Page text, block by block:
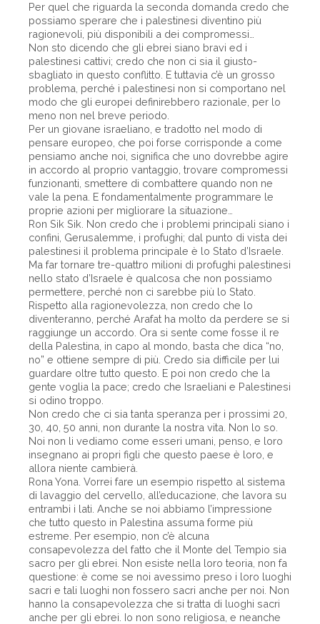
Per quel che riguarda la seconda domanda credo che
possiamo sperare che i palestinesi diventino più
ragionevoli, più disponibili a dei compromessi…
Non sto dicendo che gli ebrei siano bravi ed i
palestinesi cattivi; credo che non ci sia il giusto-
sbagliato in questo conflitto. E tuttavia c’è un grosso
problema, perché i palestinesi non si comportano nel
modo che gli europei definirebbero razionale, per lo
meno non nel breve periodo.
Per un giovane israeliano, e tradotto nel modo di
pensare europeo, che poi forse corrisponde a come
pensiamo anche noi, significa che uno dovrebbe agire
in accordo al proprio vantaggio, trovare compromessi
funzionanti, smettere di combattere quando non ne
vale la pena. E fondamentalmente programmare le
proprie azioni per migliorare la situazione…
Ron Sik Sik. Non credo che i problemi principali siano i
confini, Gerusalemme, i profughi; dal punto di vista dei
palestinesi il problema principale è lo Stato d’Israele.
Ma far tornare tre-quattro milioni di profughi palestinesi
nello stato d’Israele è qualcosa che non possiamo
permettere, perché non ci sarebbe più lo Stato.
Rispetto alla ragionevolezza, non credo che lo
diventeranno, perché Arafat ha molto da perdere se si
raggiunge un accordo. Ora si sente come fosse il re
della Palestina, in capo al mondo, basta che dica “no,
no” e ottiene sempre di più. Credo sia difficile per lui
guardare oltre tutto questo. E poi non credo che la
gente voglia la pace; credo che Israeliani e Palestinesi
si odino troppo.
Non credo che ci sia tanta speranza per i prossimi 20,
30, 40, 50 anni, non durante la nostra vita. Non lo so.
Noi non li vediamo come esseri umani, penso, e loro
insegnano ai propri figli che questo paese è loro, e
allora niente cambierà.
Rona Yona. Vorrei fare un esempio rispetto al sistema
di lavaggio del cervello, all’educazione, che lavora su
entrambi i lati. Anche se noi abbiamo l’impressione
che tutto questo in Palestina assuma forme più
estreme. Per esempio, non c’è alcuna
consapevolezza del fatto che il Monte del Tempio sia
sacro per gli ebrei. Non esiste nella loro teoria, non fa
questione: è come se noi avessimo preso i loro luoghi
sacri e tali luoghi non fossero sacri anche per noi. Non
hanno la consapevolezza che si tratta di luoghi sacri
anche per gli ebrei. Io non sono religiosa, e neanche